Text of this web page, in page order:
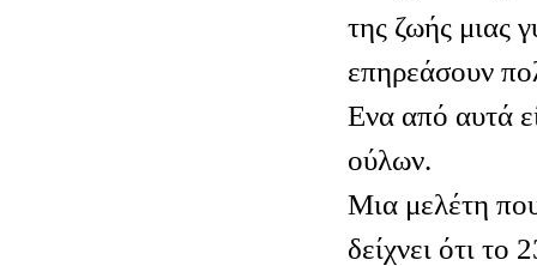
της ζωής μιας
επηρεάσουν
Ενα από αυτά
ούλων.
Μια μελέτη
δείχνει ότι το